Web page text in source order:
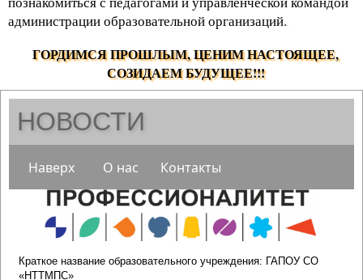
администрации образовательной организаций.
ГОРДИМСЯ ПРОШЛЫМ, ЦЕНИМ НАСТОЯЩЕЕ,
СОЗИДАЕМ БУДУЩЕЕ!!!